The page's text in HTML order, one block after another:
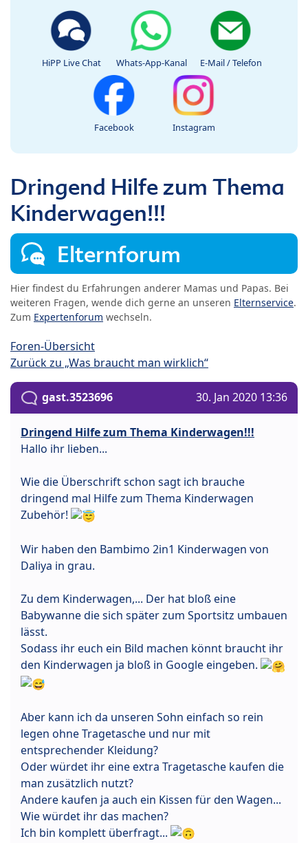
HiPP Live Chat Whats-App-Kanal E-Mail / Telefon
Facebook Instagram
Dringend Hilfe zum Thema
Kinderwagen!!!
Elternforum
Hier findest du Erfahrungen anderer Mamas und Papas. Bei
weiteren Fragen, wende dich gerne an unseren Elternservice.
Zum Expertenforum wechseln.
Foren-Übersicht
Zurück zu „Was braucht man wirklich“
gast.3523696 30. Jan 2020 13:36
Dringend Hilfe zum Thema Kinderwagen!!!
Hallo ihr lieben...
Wie die Überschrift schon sagt ich brauche
dringend mal Hilfe zum Thema Kinderwagen
Zubehör!
Wir haben den Bambimo 2in1 Kinderwagen von
Daliya in grau.
Zu dem Kinderwagen,... Der hat bloß eine
Babywanne die sich später zum Sportsitz umbauen
lässt.
Sodass ihr euch ein Bild machen könnt braucht ihr
den Kinderwagen ja bloß in Google eingeben.
Aber kann ich da unseren Sohn einfach so rein
legen ohne Tragetasche und nur mit
entsprechender Kleidung?
Oder würdet ihr eine extra Tragetasche kaufen die
man zusätzlich nutzt?
Andere kaufen ja auch ein Kissen für den Wagen...
Wie würdet ihr das machen?
Ich bin komplett überfragt...